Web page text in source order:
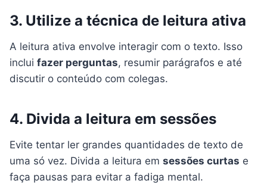
3. Utilize a técnica de leitura ativa
A leitura ativa envolve interagir com o texto. Isso
inclui fazer perguntas, resumir parágrafos e até
discutir o conteúdo com colegas.
4. Divida a leitura em sessões
Evite tentar ler grandes quantidades de texto de
uma só vez. Divida a leitura em sessões curtas e
faça pausas para evitar a fadiga mental.